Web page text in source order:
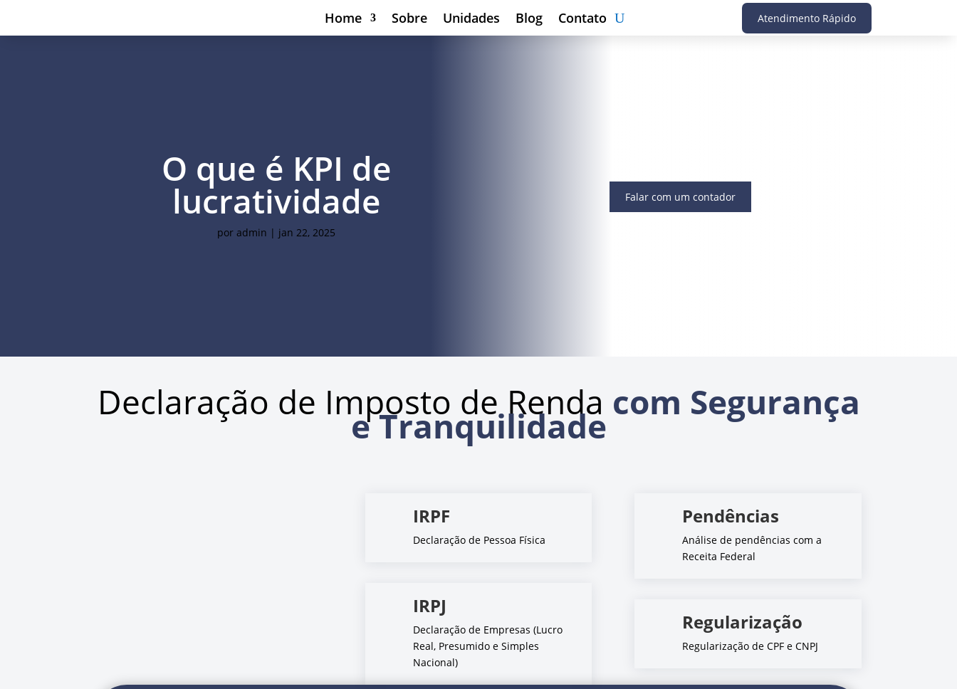
Home Sobre Unidades Blog Contato Atendimento Rápido
O que é KPI de
lucratividade
poradmin | jan 22, 2025
Falar com um contador
Declaração de Imposto de Renda com Segurança
e Tranquilidade
IRPF
Declaração de Pessoa Física
IRPJ
Declaração de Empresas (Lucro
Real, Presumido e Simples
Nacional)
Pendências
Análise de pendências com a
Receita Federal
Regularização
Regularização de CPF e CNPJ